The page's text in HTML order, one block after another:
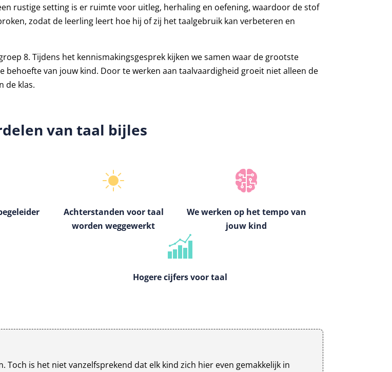
rustige setting is er ruimte voor uitleg, herhaling en oefening, waardoor de stof
zodat de leerling leert hoe hij of zij het taalgebruik kan verbeteren en
8. Tijdens het kennismakingsgesprek kijken we samen waar de grootste
behoefte van jouw kind. Door te werken aan taalvaardigheid groeit niet alleen de
de klas.
van taal bijles
Achterstanden voor taal
worden weggewerkt
We werken op het tempo van
jouw kind
Hogere cijfers voor taal
Toch is het niet vanzelfsprekend dat elk kind zich hier even gemakkelijk in